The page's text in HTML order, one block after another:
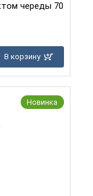
череды 70
В корзину
Новинка